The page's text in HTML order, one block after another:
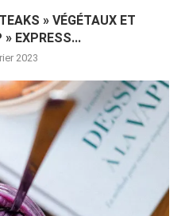
» VÉGÉTAUX ET
» EXPRESS...
2023